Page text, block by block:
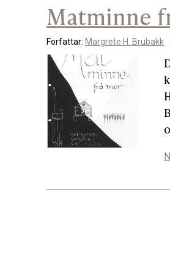
Matminne
Forfattar: Margrete H. Brubakk